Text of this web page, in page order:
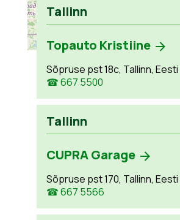
Leaflet
Tallinn
Topauto Kristiine
Sõpruse pst 18c, Tallinn, Eesti
☎ 667 5500
Tallinn
CUPRA Garage
Sõpruse pst 170, Tallinn, Eesti
☎ 667 5566